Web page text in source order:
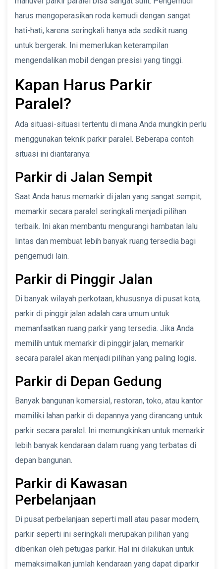
harus mengoperasikan roda kemudi dengan sangat
hati-hati, karena seringkali hanya ada sedikit ruang
untuk bergerak. Ini memerlukan keterampilan
mengendalikan mobil dengan presisi yang tinggi.
Kapan Harus Parkir
Paralel?
Ada situasi-situasi tertentu di mana Anda mungkin perlu
menggunakan teknik parkir paralel. Beberapa contoh
situasi ini diantaranya:
Parkir di Jalan Sempit
Saat Anda harus memarkir di jalan yang sangat sempit,
memarkir secara paralel seringkali menjadi pilihan
terbaik. Ini akan membantu mengurangi hambatan lalu
lintas dan membuat lebih banyak ruang tersedia bagi
pengemudi lain.
Parkir di Pinggir Jalan
Di banyak wilayah perkotaan, khususnya di pusat kota,
parkir di pinggir jalan adalah cara umum untuk
memanfaatkan ruang parkir yang tersedia. Jika Anda
memilih untuk memarkir di pinggir jalan, memarkir
secara paralel akan menjadi pilihan yang paling logis.
Parkir di Depan Gedung
Banyak bangunan komersial, restoran, toko, atau kantor
memiliki lahan parkir di depannya yang dirancang untuk
parkir secara paralel. Ini memungkinkan untuk memarkir
lebih banyak kendaraan dalam ruang yang terbatas di
depan bangunan.
Parkir di Kawasan
Perbelanjaan
Di pusat perbelanjaan seperti mall atau pasar modern,
parkir seperti ini seringkali merupakan pilihan yang
diberikan oleh petugas parkir. Hal ini dilakukan untuk
memaksimalkan jumlah kendaraan yang dapat diparkir